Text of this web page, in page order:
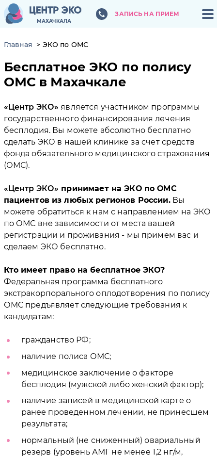
МАХАЧКАЛА
ЗАПИСЬ НА ПРИЕМ
МАХАЧКАЛА
ЗАПИСЬ НА ПРИЕМ
Главная ЭКО по ОМС
Бесплатное ЭКО по полису
ОМС в Махачкале
Центр ЭКО
является участником программы
государственного финансирования лечения
бесплодия. Вы можете абсолютно бесплатно
сделать ЭКО в нашей клинике за счет средств
фонда обязательного медицинского страхования
(ОМС).
Центр ЭКО
принимает на ЭКО по ОМС
пациентов из любых регионов России.Вы
можете обратиться к нам с направлением на ЭКО
по ОМС вне зависимости от места вашей
регистрации и проживания - мы примем вас и
сделаем ЭКО бесплатно.
Кто имеет право на бесплатное ЭКО?
Федеральная программа бесплатного
экстракорпорального оплодотворения по полису
ОМС предъявляет следующие требования к
кандидатам:
гражданство РФ;
наличие полиса ОМС;
медицинское заключение о факторе
бесплодия (мужской либо женский фактор);
наличие записей в медицинской карте о
ранее проведенном лечении, не принесшем
результата;
нормальный (не сниженный) овариальный
резерв (уровень АМГ не менее 1,2 нг/м,